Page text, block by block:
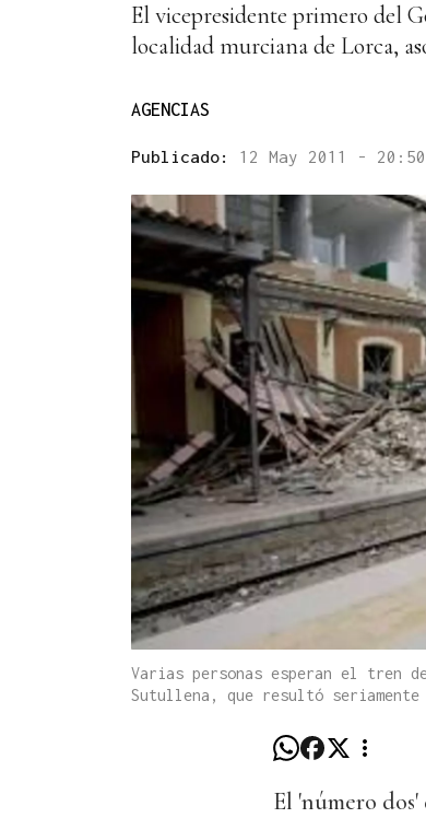
El vicepresidente primero del
localidad murciana de Lorca,
AGENCIAS
Publicado: 12 May 2011 - 20:50
Varias personas esperan el tren
Sutullena, que resultó seriamente
El 'número